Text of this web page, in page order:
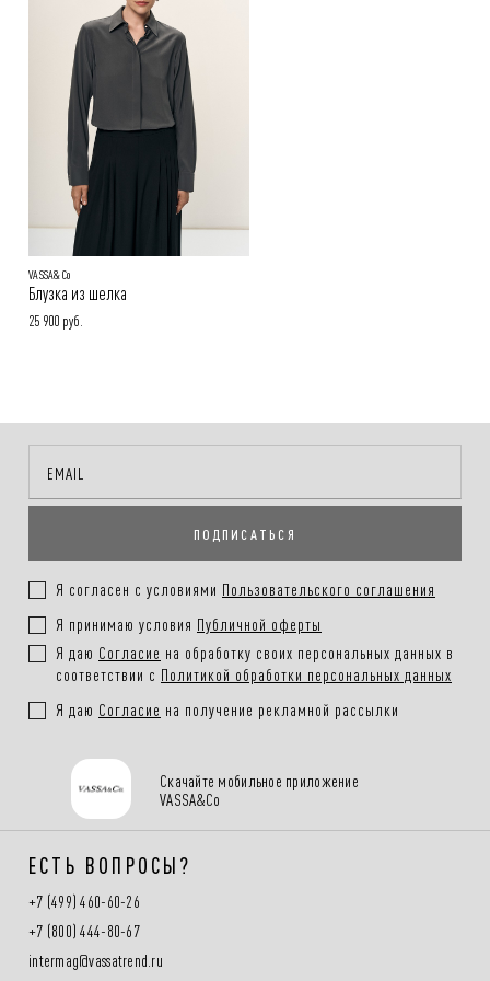
Подробнее в разделе
Покупателям.
VASSA&Co
Блузка из шелка
25 900 руб.
ПОДПИСАТЬСЯ
Я согласен с условиями Пользовательского соглашения
Я принимаю условия Публичной оферты
Я даю Согласие на обработку своих персональных данных в
соответствии с Политикой обработки персональных данных
Я даю Согласие на получение рекламной рассылки
Скачайте мобильное приложение
VASSA&Co
ЕСТЬ ВОПРОСЫ?
+7 (499) 460-60-26
+7 (800) 444-80-67
intermag@vassatrend.ru